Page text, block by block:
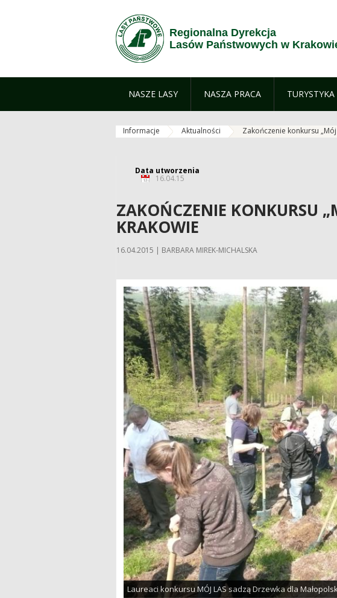
Regionalna Dyrekcja
Lasów Państwowych w
NASZE LASY NASZA PRACA TURYSTYKA
Informacje Aktualności Zakończenie konkursu „Mój
Data utworzenia
16.04.15
ZAKOŃCZENIE KONKURSU
KRAKOWIE
16.04.2015 | BARBARA MIREK-MICHALSKA
Laureaci konkursu MÓJ LAS sadzą Drzewka dla